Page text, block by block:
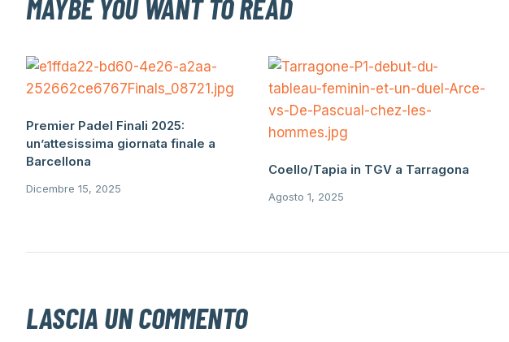
MAYBE YOU WANT TO READ
Premier Padel Finali 2025:
un’attesissima giornata finale a
Barcellona
Dicembre 15, 2025
Coello/Tapia in TGV a Tarragona
Agosto 1, 2025
LASCIA UN COMMENTO